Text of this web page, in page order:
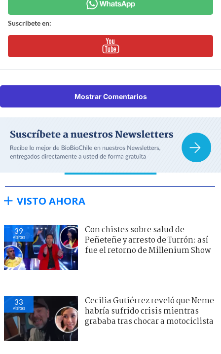
Suscríbete en:
Mostrar Comentarios
VISTO AHORA
39
visitas
Con chistes sobre salud de
Peñeteñe y arresto de Turrón: así
fue el retorno de Millenium Show
33
visitas
Cecilia Gutiérrez reveló que Neme
habría sufrido crisis mientras
grababa tras chocar a motociclista